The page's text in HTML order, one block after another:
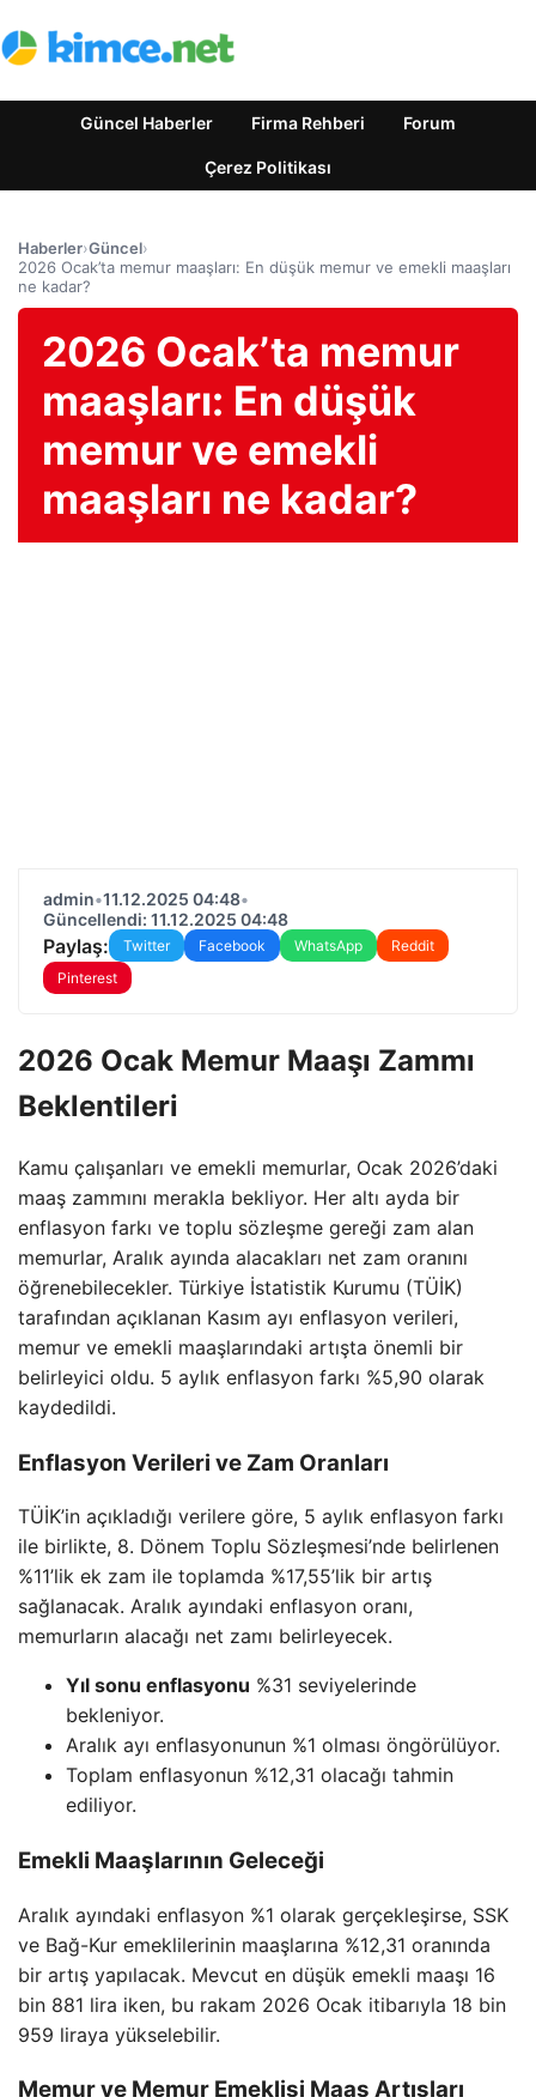
Güncel Haberler Firma Rehberi Forum
Çerez Politikası
Haberler›Güncel›
2026 Ocak’ta memur maaşları: En düşük memur ve emekli maaşları
ne kadar?
2026 Ocak’ta memur
maaşları: En düşük
memur ve emekli
maaşları ne kadar?
admin•11.12.2025 04:48•
Güncellendi: 11.12.2025 04:48
Paylaş: Twitter Facebook WhatsApp
Reddit
Pinterest
2026 Ocak Memur Maaşı Zammı
Beklentileri
Kamu çalışanları ve emekli memurlar, Ocak 2026’daki
maaş zammını merakla bekliyor. Her altı ayda bir
enflasyon farkı ve toplu sözleşme gereği zam alan
memurlar, Aralık ayında alacakları net zam oranını
öğrenebilecekler. Türkiye İstatistik Kurumu (TÜİK)
tarafından açıklanan Kasım ayı enflasyon verileri,
memur ve emekli maaşlarındaki artışta önemli bir
belirleyici oldu. 5 aylık enflasyon farkı %5,90 olarak
kaydedildi.
Enflasyon Verileri ve Zam Oranları
TÜİK’in açıkladığı verilere göre, 5 aylık enflasyon farkı
ile birlikte, 8. Dönem Toplu Sözleşmesi’nde belirlenen
%11’lik ek zam ile toplamda %17,55’lik bir artış
sağlanacak. Aralık ayındaki enflasyon oranı,
memurların alacağı net zamı belirleyecek.
Yıl sonu enflasyonu %31 seviyelerinde
bekleniyor.
Aralık ayı enflasyonunun %1 olması öngörülüyor.
Toplam enflasyonun %12,31 olacağı tahmin
ediliyor.
Emekli Maaşlarının Geleceği
Aralık ayındaki enflasyon %1 olarak gerçekleşirse, SSK
ve Bağ-Kur emeklilerinin maaşlarına %12,31 oranında
bir artış yapılacak. Mevcut en düşük emekli maaşı 16
bin 881 lira iken, bu rakam 2026 Ocak itibarıyla 18 bin
959 liraya yükselebilir.
Memur ve Memur Emeklisi Maaş Artışları